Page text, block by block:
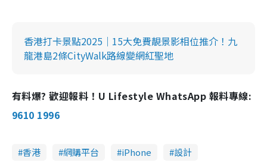
香港打卡景點2025｜15大免費靚景影相位推介！九
龍港島2條CityWalk路線變網紅聖地
有料爆? 歡迎報料！U Lifestyle WhatsApp 報料專線:
9610 1996
香港 網購平台 iPhone
設計